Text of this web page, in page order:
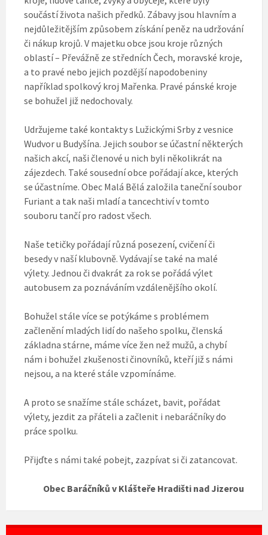
součástí života našich předků. Zábavy jsou hlavním a
nejdůležitějším způsobem získání peněz na udržování
či nákup krojů. V majetku obce jsou kroje různých
oblastí – Převážně ze středních Čech, moravské kroje,
a to pravé nebo jejich pozdější napodobeniny
například spolkový kroj Mařenka. Pravé pánské kroje
se bohužel již nedochovaly.
Udržujeme také kontakty s Lužickými Srby z vesnice
Wudvor u Budyšína. Jejich soubor se účastní některých
našich akcí, naši členové u nich byli několikrát na
zájezdech. Také sousední obce pořádají akce, kterých
se účastníme. Obec Malá Bělá založila taneční soubor
Furiant a tak naši mladí a tancechtiví v tomto
souboru tančí pro radost všech.
Naše tetičky pořádají různá posezení, cvičení či
besedy v naší klubovně. Vydávají se také na malé
výlety. Jednou či dvakrát za rok se pořádá výlet
autobusem za poznáváním vzdálenějšího okolí.
Bohužel stále více se potýkáme s problémem
začlenění mladých lidí do našeho spolku, členská
základna stárne, máme více žen než mužů, a chybí
nám i bohužel zkušenosti činovníků, kteří již s námi
nejsou, a na které stále vzpomínáme.
A proto se snažíme stále scházet, bavit, pořádat
výlety, jezdit za přáteli a začlenit i nebaráčníky do
práce spolku.
Přijďte s námi také pobejt, zazpívat si či zatancovat.
Obec Baráčníků v Klášteře Hradišti nad Jizerou